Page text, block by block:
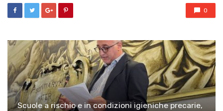
0
Scuole a rischio e in condizioni igieniche precarie,